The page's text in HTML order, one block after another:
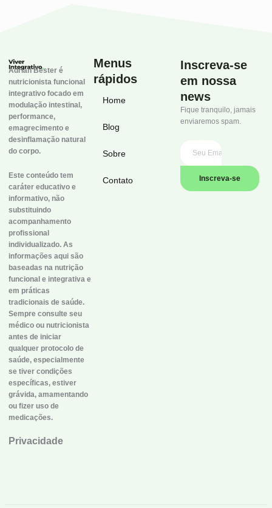
Adrian Bester é
nutricionista funcional
integrativo focado em
modulação intestinal,
performance,
emagrecimento e
desinflamação natural
do corpo.
Este conteúdo tem
caráter educativo e
informativo, não
substituindo
acompanhamento
profissional
individualizado. As
informações aqui são
baseadas na nutrição
funcional e integrativa e
em práticas
tradicionais de saúde.
Sempre consulte seu
médico ou nutricionista
antes de iniciar
qualquer protocolo de
saúde, especialmente
se tiver condições
específicas, estiver
grávida, amamentando
ou fizer uso de
medicações.
Privacidade
Menus
rápidos
Home
Blog
Sobre
Contato
Inscreva-se
em nossa
news
Fique tranquilo, jamais
enviaremos spam.
Inscreva-se